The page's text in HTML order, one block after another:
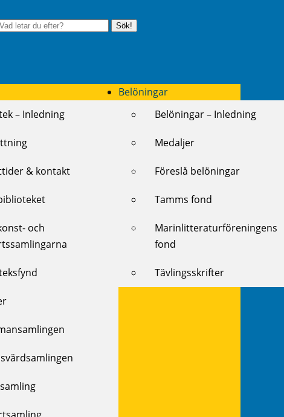
Sök!
– Inledning
& kontakt
och
Belöningar
Belöningar – Inledning
Medaljer
Föreslå belöningar
Tamms fond
Marinlitteraturföreningens
fond
Tävlingsskrifter